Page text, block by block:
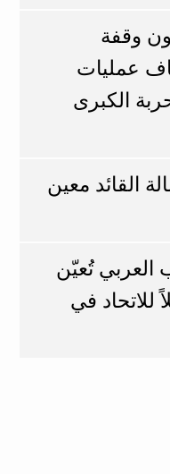
وقفة
عمليات
الكبرى
القائد معين
العربي تُعيّن
للاتحاد في